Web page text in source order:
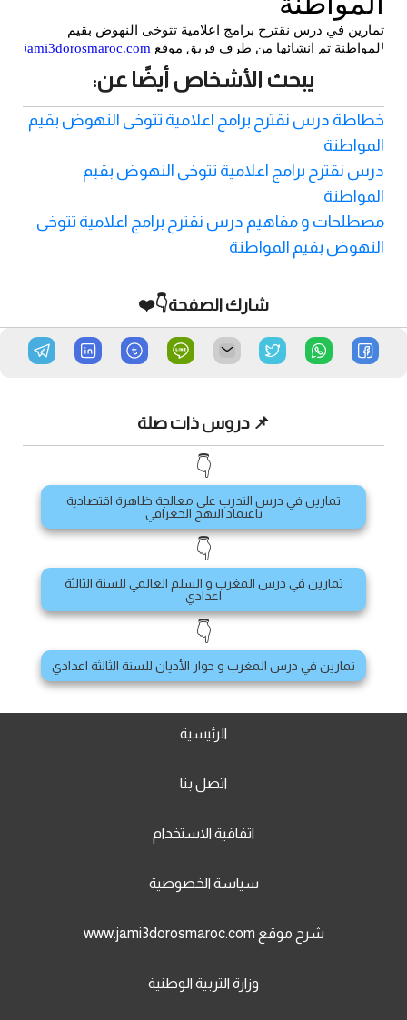
يبحث الأشخاص أيضًا عن:
خطاطة درس نقترح برامج اعلامية تتوخى النهوض بقيم
المواطنة
درس نقترح برامج اعلامية تتوخى النهوض بقيم
المواطنة
مصطلحات و مفاهيم درس نقترح برامج اعلامية تتوخى
النهوض بقيم المواطنة
شارك الصفحة👇❤️
📌 دروس ذات صلة
👇
تمارين في درس التدرب على معالجة ظاهرة اقتصادية
باعتماد النهج الجغرافي
👇
تمارين في درس المغرب و السلم العالمي للسنة الثالثة
اعدادي
👇
تمارين في درس المغرب و حوار الأديان للسنة الثالثة اعدادي
الرئيسية
اتصل بنا
اتفاقية الاستخدام
سياسة الخصوصية
شرح موقع www.jami3dorosmaroc.com
وزارة التربية الوطنية